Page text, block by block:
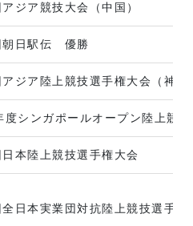
ジア競技大会（中国）
朝日駅伝 優勝
ジア陸上競技選手権大会（神戸
度シンガポールオープン陸上競
本陸上競技選手権大会
日本実業団対抗陸上競技選手権